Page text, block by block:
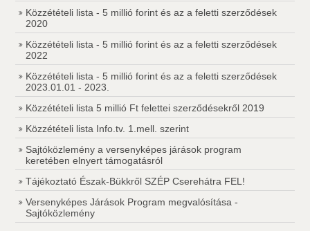
Közzétételi lista - 5 millió forint és az a feletti szerződések
2020
Közzétételi lista - 5 millió forint és az a feletti szerződések
2022
Közzétételi lista - 5 millió forint és az a feletti szerződések
2023.01.01 - 2023.
Közzétételi lista 5 millió Ft felettei szerződésekről 2019
Közzétételi lista Info.tv. 1.mell. szerint
Sajtóközlemény a versenyképes járások program
keretében elnyert támogatásról
Tájékoztató Észak-Bükkről SZÉP Cserehátra FEL!
Versenyképes Járások Program megvalósítása -
Sajtóközlemény